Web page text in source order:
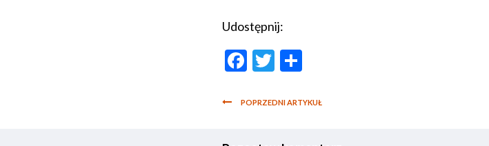
Udostępnij:
Facebook
Twitter
POPRZEDNI ARTYKUŁ